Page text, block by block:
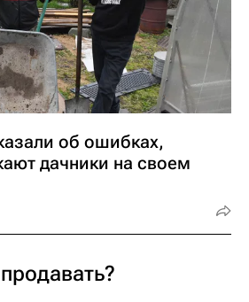
об ошибках,
дачники на своем